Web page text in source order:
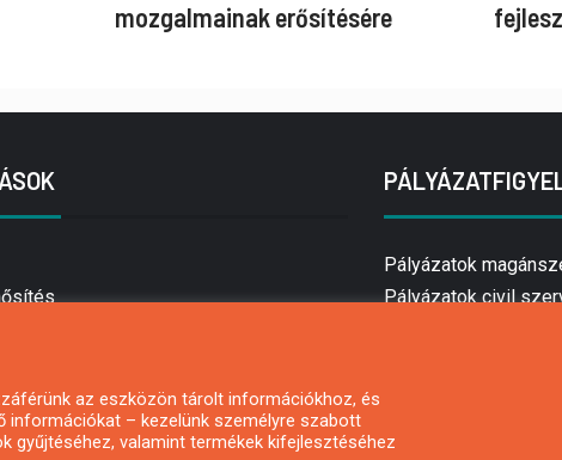
mozgalmainak erősítésére
Pályázatok
Pályázatok civil
az eszközön tárolt információkhoz, és
információkat – kezelünk személyre szabott
gyűjtéséhez, valamint termékek kifejlesztéséhez